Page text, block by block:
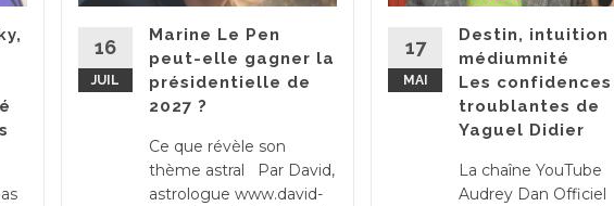
16
JUIL
Marine Le Pen
peut-elle gagner la
présidentielle de
2027 ?
Ce que révèle son
thème astral Par David,
astrologue www.david-
17
MAI
Destin, intuition
médiumnité
Les confidences
troublantes de
Yaguel Didier
La chaîne YouTube
Audrey Dan Officiel